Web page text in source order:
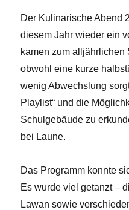
Der Kulinarische Abend
diesem Jahr wieder ein
kamen zum alljährlichen
obwohl eine kurze
wenig Abwechslung
Playlist“ und die
Schulgebäude zu
bei Laune.
Das Programm konnte
Es wurde viel getanzt –
Lawan sowie